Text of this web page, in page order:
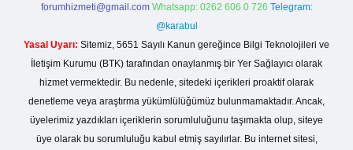
forumhizmeti@gmail.com Whatsapp: 0262 606 0 726 Telegram:
@karabul
Yasal Uyarı: Sitemiz, 5651 Sayılı Kanun gereğince Bilgi Teknolojileri ve
İletişim Kurumu (BTK) tarafından onaylanmış bir Yer Sağlayıcı olarak
hizmet vermektedir. Bu nedenle, sitedeki içerikleri proaktif olarak
denetleme veya araştırma yükümlülüğümüz bulunmamaktadır. Ancak,
üyelerimiz yazdıkları içeriklerin sorumluluğunu taşımakta olup, siteye
üye olarak bu sorumluluğu kabul etmiş sayılırlar. Bu internet sitesi,